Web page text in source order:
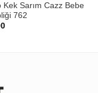
Kek Sarım Cazz Bebe
762